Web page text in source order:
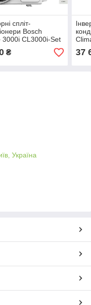
спліт-
Bosch
3000i CL3000i-Set
16 до 35кв.м)
₴
53
37
Україна